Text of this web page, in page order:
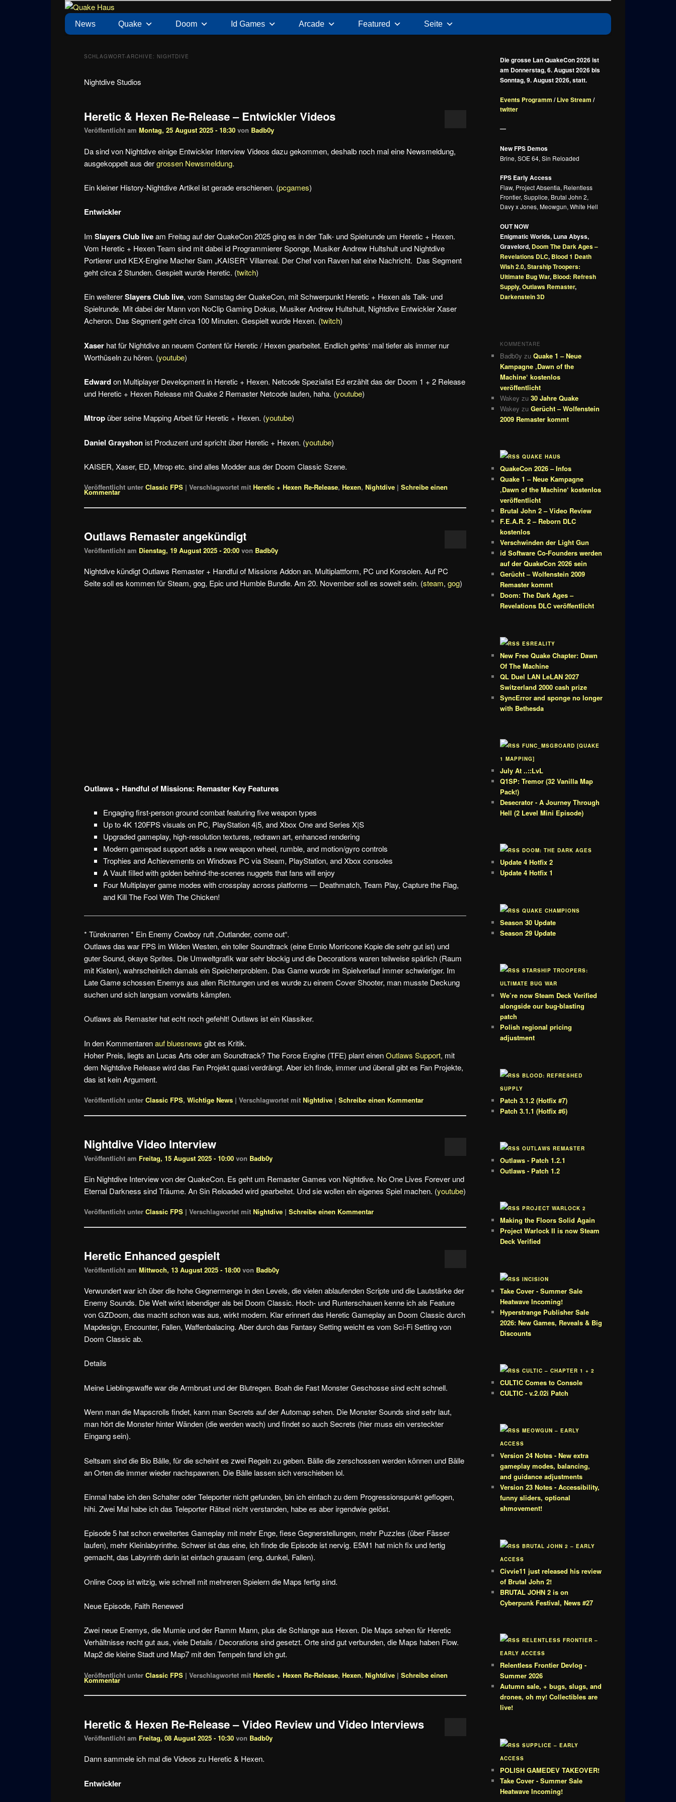
Quake Haus
News zu Quake, Doom, FPS, Arcade
Hauptmenü
News Quake Doom Id Games Arcade Featured Seite
SCHLAGWORT-ARCHIVE: NIGHTDIVE
Nightdive Studios
Heretic & Hexen Re-Release – Entwickler Videos
Veröffentlicht amMontag, 25 August 2025 - 18:30 von Badb0y
Da sind von Nightdive einige Entwickler Interview Videos dazu gekommen, deshalb noch mal eine Newsmeldung,
ausgekoppelt aus dergrossen Newsmeldung.
Ein kleiner History-Nightdive Artikel ist gerade erschienen. (pcgames)
Entwickler
ImSlayers Club liveam Freitag auf der QuakeCon 2025 ging es in der Talk- und Spielrunde um Heretic + Hexen.
Vom Heretic + Hexen Team sind mit dabei id Programmierer Sponge, Musiker Andrew Hultshult und Nightdive
Portierer und KEX-Engine Macher Sam „KAISER“ Villarreal. Der Chef von Raven hat eine Nachricht. Das Segment
geht circa 2 Stunden. Gespielt wurde Heretic. (twitch)
Ein weitererSlayers Club live, vom Samstag der QuakeCon, mit Schwerpunkt Heretic + Hexen als Talk- und
Spielrunde. Mit dabei der Mann von NoClip Gaming Dokus, Musiker Andrew Hultshult, Nightdive Entwickler Xaser
Acheron. Das Segment geht circa 100 Minuten. Gespielt wurde Hexen. (twitch)
Xaser hat für Nightdive an neuem Content für Heretic / Hexen gearbeitet. Endlich gehts‘ mal tiefer als immer nur
Worthüseln zu hören. (youtube)
Edwardon Multiplayer Development in Heretic + Hexen. Netcode Spezialist Ed erzählt das der Doom 1 + 2 Release
und Heretic + Hexen Release mit Quake 2 Remaster Netcode laufen, haha. (youtube)
Mtrop über seine Mapping Arbeit für Heretic + Hexen. (youtube)
Daniel Grayshonist Produzent und spricht über Heretic + Hexen. (youtube)
KAISER, Xaser, ED, Mtrop etc. sind alles Modder aus der Doom Classic Szene.
Veröffentlicht unter Classic FPS |Verschlagwortet mit Heretic + Hexen Re-Release,Hexen,Nightdive |Schreibe einen
Kommentar
Outlaws Remaster angekündigt
Veröffentlicht am Dienstag, 19 August 2025 - 20:00 von Badb0y
Nightdive kündigt Outlaws Remaster + Handful of Missions Addon an. Multiplattform, PC und Konsolen. Auf PC
Seite soll es kommen für Steam, gog, Epic und Humble Bundle. Am 20. November soll es soweit sein. (steam,gog)
Outlaws + Handful of Missions: Remaster Key Features
Engaging first-person ground combat featuring five weapon types
Up to 4K 120FPS visuals on PC, PlayStation 4|5, and Xbox One and Series X|S
Upgraded gameplay, high-resolution textures, redrawn art, enhanced rendering
Modern gamepad support adds a new weapon wheel, rumble, and motion/gyro controls
Trophies and Achievements on Windows PC via Steam, PlayStation, and Xbox consoles
A Vault filled with golden behind-the-scenes nuggets that fans will enjoy
Four Multiplayer game modes with crossplay across platforms — Deathmatch, Team Play, Capture the Flag,
and Kill The Fool With The Chicken!
* Türeknarren * Ein Enemy Cowboy ruft „Outlander, come out“.
Outlaws das war FPS im Wilden Westen, ein toller Soundtrack (eine Ennio Morricone Kopie die sehr gut ist) und
guter Sound, okaye Sprites. Die Umweltgrafik war sehr blockig und die Decorations waren teilweise spärlich (Raum
mit Kisten), wahrscheinlich damals ein Speicherproblem. Das Game wurde im Spielverlauf immer schwieriger. Im
Late Game schossen Enemys aus allen Richtungen und es wurde zu einem Cover Shooter, man musste Deckung
suchen und sich langsam vorwärts kämpfen.
Outlaws als Remaster hat echt noch gefehlt! Outlaws ist ein Klassiker.
In den Kommentarenauf bluesnews gibt es Kritik.
Hoher Preis, liegts an Lucas Arts oder am Soundtrack? The Force Engine (TFE) plant einenOutlaws Support, mit
dem Nightdive Release wird das Fan Projekt quasi verdrängt. Aber ich finde, immer und überall gibt es Fan Projekte,
das ist kein Argument.
Veröffentlicht unter Classic FPS,Wichtige News |Verschlagwortet mit Nightdive |Schreibe einen Kommentar
Nightdive Video Interview
Veröffentlicht am Freitag, 15 August 2025 - 10:00 von Badb0y
Ein Nightdive Interview von der QuakeCon. Es geht um Remaster Games von Nightdive. No One Lives Forever und
Eternal Darkness sind Träume. An Sin Reloaded wird gearbeitet. Und sie wollen ein eigenes Spiel machen. (youtube)
Veröffentlicht unter Classic FPS |Verschlagwortet mit Nightdive |Schreibe einen Kommentar
Heretic Enhanced gespielt
Veröffentlicht amMittwoch, 13 August 2025 - 18:00 von Badb0y
Verwundert war ich über die hohe Gegnermenge in den Levels, die vielen ablaufenden Scripte und die Lautstärke der
Enemy Sounds. Die Welt wirkt lebendiger als bei Doom Classic. Hoch- und Runterschauen kenne ich als Feature
von GZDoom, das macht schon was aus, wirkt modern. Klar erinnert das Heretic Gameplay an Doom Classic durch
Mapdesign, Encounter, Fallen, Waffenbalacing. Aber durch das Fantasy Setting weicht es vom Sci-Fi Setting von
Doom Classic ab.
Details
Meine Lieblingswaffe war die Armbrust und der Blutregen. Boah die Fast Monster Geschosse sind echt schnell.
Wenn man die Mapscrolls findet, kann man Secrets auf der Automap sehen. Die Monster Sounds sind sehr laut,
man hört die Monster hinter Wänden (die werden wach) und findet so auch Secrets (hier muss ein versteckter
Eingang sein).
Seltsam sind die Bio Bälle, für die scheint es zwei Regeln zu geben. Bälle die zerschossen werden können und Bälle
an Orten die immer wieder nachspawnen. Die Bälle lassen sich verschieben lol.
Einmal habe ich den Schalter oder Teleporter nicht gefunden, bin ich einfach zu dem Progressionspunkt geflogen,
hihi. Zwei Mal habe ich das Teleporter Rätsel nicht verstanden, habe es aber irgendwie gelöst.
Episode 5 hat schon erweitertes Gameplay mit mehr Enge, fiese Gegnerstellungen, mehr Puzzles (über Fässer
laufen), mehr Kleinlabyrinthe. Schwer ist das eine, ich finde die Episode ist nervig. E5M1 hat mich fix und fertig
gemacht, das Labyrinth darin ist einfach grausam (eng, dunkel, Fallen).
Online Coop ist witzig, wie schnell mit mehreren Spielern die Maps fertig sind.
Neue Episode, Faith Renewed
Zwei neue Enemys, die Mumie und der Ramm Mann, plus die Schlange aus Hexen. Die Maps sehen für Heretic
Verhältnisse recht gut aus, viele Details / Decorations sind gesetzt. Orte sind gut verbunden, die Maps haben Flow.
Map2 die kleine Stadt und Map7 mit den Tempeln fand ich gut.
Veröffentlicht unter Classic FPS |Verschlagwortet mit Heretic + Hexen Re-Release,Hexen,Nightdive |Schreibe einen
Kommentar
Heretic & Hexen Re-Release – Video Review und Video Interviews
Veröffentlicht am Freitag, 08 August 2025 - 10:30 von Badb0y
Dann sammele ich mal die Videos zu Heretic & Hexen.
Entwickler
Die grosse Lan QuakeCon 2026 ist
am Donnerstag, 6. August 2026 bis
Sonntag, 9. August 2026, statt.
Events Programm /Live Stream /
twitter
—
New FPS Demos
Brine, SOE 64, Sin Reloaded
FPS Early Access
Flaw, Project Absentia, Relentless
Frontier, Supplice, Brutal John 2,
Davy x Jones, Meowgun, White Hell
OUT NOW
Enigmatic Worlds, Luna Abyss,
Gravelord, Doom The Dark Ages –
Revelations DLC, Blood 1 Death
Wish 2.0,Starship Troopers:
Ultimate Bug War, Blood: Refresh
Supply,Outlaws Remaster,
Darkenstein 3D
KOMMENTARE
Badb0y zuQuake 1 – Neue
Kampagne ‚Dawn of the
Machine‘ kostenlos
veröffentlicht
Wakey zu30 Jahre Quake
Wakey zuGerücht – Wolfenstein
2009 Remaster kommt
QUAKE HAUS
QuakeCon 2026 – Infos
Quake 1 – Neue Kampagne
‚Dawn of the Machine‘ kostenlos
veröffentlicht
Brutal John 2 – Video Review
F.E.A.R. 2 – Reborn DLC
kostenlos
Verschwinden der Light Gun
id Software Co-Founders werden
auf der QuakeCon 2026 sein
Gerücht – Wolfenstein 2009
Remaster kommt
Doom: The Dark Ages –
Revelations DLC veröffentlicht
ESREALITY
New Free Quake Chapter: Dawn
Of The Machine
QL Duel LAN LeLAN 2027
Switzerland 2000 cash prize
SyncError and sponge no longer
with Bethesda
FUNC_MSGBOARD [QUAKE
1 MAPPING]
July At ..::LvL
Q1SP: Tremor (32 Vanilla Map
Pack!)
Desecrator - A Journey Through
Hell (2 Level Mini Episode)
DOOM: THE DARK AGES
Update 4 Hotfix 2
Update 4 Hotfix 1
QUAKE CHAMPIONS
Season 30 Update
Season 29 Update
STARSHIP TROOPERS:
ULTIMATE BUG WAR
We’re now Steam Deck Verified
alongside our bug-blasting
patch
Polish regional pricing
adjustment
BLOOD: REFRESHED
SUPPLY
Patch 3.1.2 (Hotfix #7)
Patch 3.1.1 (Hotfix #6)
OUTLAWS REMASTER
Outlaws - Patch 1.2.1
Outlaws - Patch 1.2
PROJECT WARLOCK 2
Making the Floors Solid Again
Project Warlock II is now Steam
Deck Verified
INCISION
Take Cover - Summer Sale
Heatwave Incoming!
Hyperstrange Publisher Sale
2026: New Games, Reveals & Big
Discounts
CULTIC – CHAPTER 1 + 2
CULTIC Comes to Console
CULTIC - v.2.02i Patch
MEOWGUN – EARLY
ACCESS
Version 24 Notes - New extra
gameplay modes, balancing,
and guidance adjustments
Version 23 Notes - Accessibility,
funny sliders, optional
shmovement!
BRUTAL JOHN 2 – EARLY
ACCESS
Civvie11 just released his review
of Brutal John 2!
BRUTAL JOHN 2 is on
Cyberpunk Festival, News #27
RELENTLESS FRONTIER –
EARLY ACCESS
Relentless Frontier Devlog -
Summer 2026
Autumn sale, + bugs, slugs, and
drones, oh my! Collectibles are
live!
SUPPLICE – EARLY
ACCESS
POLISH GAMEDEV TAKEOVER!
Take Cover - Summer Sale
Heatwave Incoming!